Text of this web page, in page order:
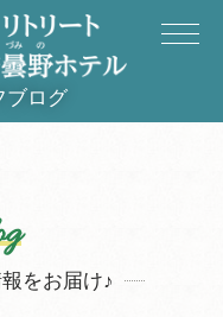
ブログ
をお届け♪